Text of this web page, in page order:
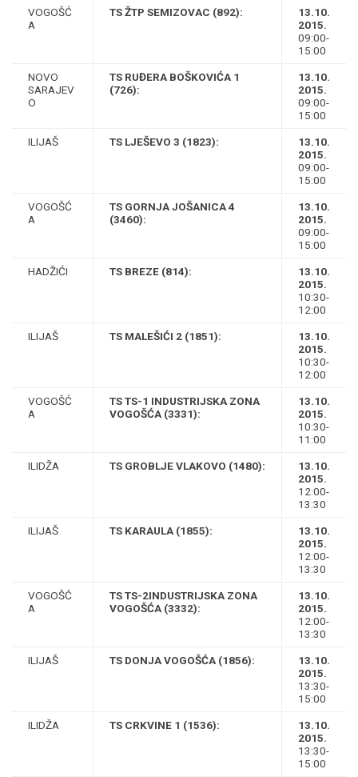
VOGOŠĆ
A
TS ŽTP SEMIZOVAC (892):
13.10.
2015.
09:00-
15:00
NOVO
SARAJEV
O
TS RUĐERA BOŠKOVIĆA 1
(726):
13.10.
2015.
09:00-
15:00
ILIJAŠ TS LJEŠEVO 3 (1823):
13.10.
2015.
09:00-
15:00
VOGOŠĆ
A
TS GORNJA JOŠANICA 4
(3460):
13.10.
2015.
09:00-
15:00
HADŽIĆI TS BREZE (814):
13.10.
2015.
10:30-
12:00
ILIJAŠ TS MALEŠIĆI 2 (1851):
13.10.
2015.
10:30-
12:00
VOGOŠĆ
A
TS TS-1 INDUSTRIJSKA ZONA
VOGOŠĆA (3331):
13.10.
2015.
10:30-
11:00
ILIDŽA TS GROBLJE VLAKOVO (1480):
13.10.
2015.
12:00-
13:30
ILIJAŠ TS KARAULA (1855):
13.10.
2015.
12:00-
13:30
VOGOŠĆ
A
TS TS-2INDUSTRIJSKA ZONA
VOGOŠĆA (3332):
13.10.
2015.
12:00-
13:30
ILIJAŠ TS DONJA VOGOŠĆA (1856):
13.10.
2015.
13:30-
15:00
ILIDŽA TS CRKVINE 1 (1536):
13.10.
2015.
13:30-
15:00